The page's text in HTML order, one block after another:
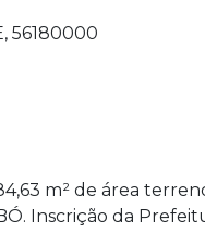
56180000
m² de área
Inscrição da